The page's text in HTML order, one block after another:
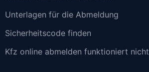
Unterlagen für die Abmeldung
Sicherheitscode finden
Kfz online abmelden funktioniert nicht